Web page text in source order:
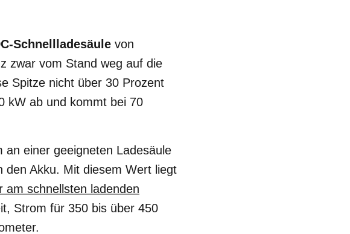
Schnellladesäule von
zwar vom Stand weg auf die
Spitze nicht über 30 Prozent
kW ab und kommt bei 70
einer geeigneten Ladesäule
den Akku. Mit diesem Wert liegt
am schnellsten ladenden
Strom für 350 bis über 450